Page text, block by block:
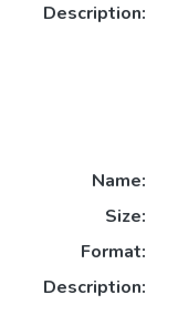
Description:
Name:
Size:
Format:
Description: